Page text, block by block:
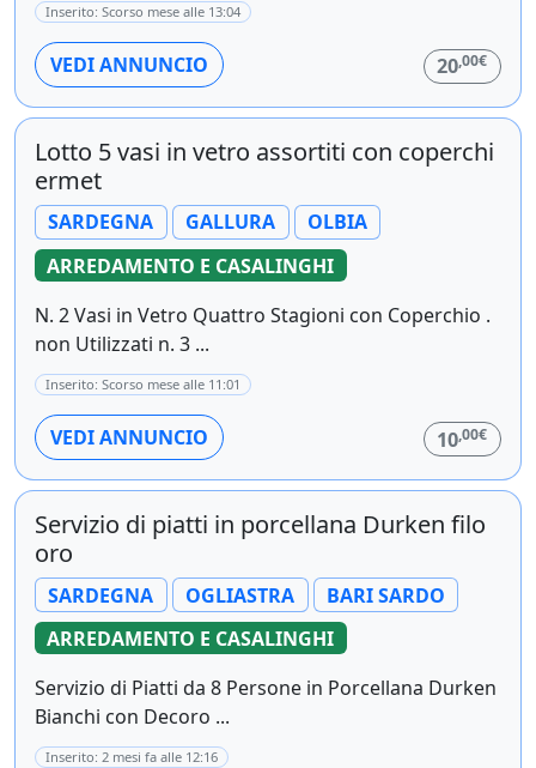
Inserito: Scorso mese alle 13:04
VEDI ANNUNCIO 20,00€
Lotto 5 vasi in vetro assortiti con coperchi
ermet
SARDEGNA GALLURA
OLBIA
ARREDAMENTO E CASALINGHI
N. 2 Vasi in Vetro Quattro Stagioni con Coperchio .
non Utilizzati n. 3 ...
Inserito: Scorso mese alle 11:01
VEDI ANNUNCIO 10,00€
Servizio di piatti in porcellana Durken filo
oro
SARDEGNA OGLIASTRA
BARI SARDO
ARREDAMENTO E CASALINGHI
Servizio di Piatti da 8 Persone in Porcellana Durken
Bianchi con Decoro ...
Inserito: 2 mesi fa alle 12:16